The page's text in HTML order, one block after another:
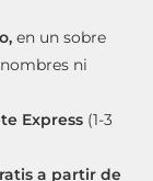
en un sobre
ni
Express (1-3
a partir de